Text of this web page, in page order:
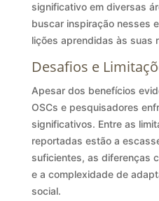
significativo em diversas
buscar inspiração nesses
lições aprendidas às suas
Desafios e
Apesar dos benefícios
OSCs e pesquisadores
significativos. Entre as
reportadas estão a
suficientes, as diferenças
e a complexidade de
social.